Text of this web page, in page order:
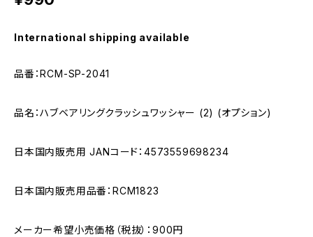
International shipping available
品番：RCM-SP-2041
品名：ハブベアリングクラッシュワッシャー (2) (オプション)
日本国内販売用 JANコード：4573559698234
日本国内販売用品番：RCM1823
メーカー希望小売価格（税抜）：900円